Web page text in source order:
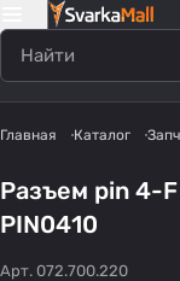
Главная Каталог
Разъем pin 4-F
PIN0410
Арт. 072.700.220